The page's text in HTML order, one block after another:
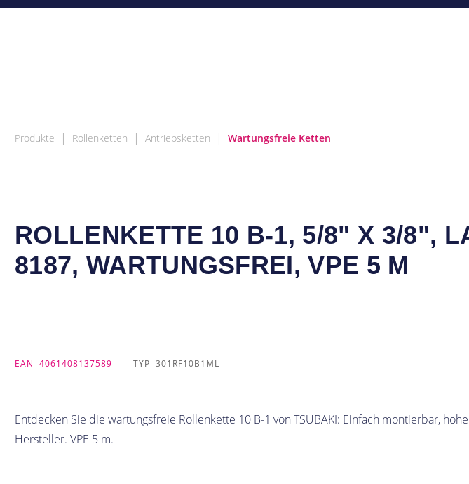
Produkte | Rollenketten | Antriebsketten | Wartungsfreie Ketten
ROLLENKETTE 10 B-1, 5/8" X 3/8",
8187, WARTUNGSFREI, VPE 5 M
EAN 4061408137589 TYP 301RF10B1ML
Entdecken Sie die wartungsfreie Rollenkette 10 B-1 von TSUBAKI: Einfach montierbar,
Hersteller. VPE 5 m.